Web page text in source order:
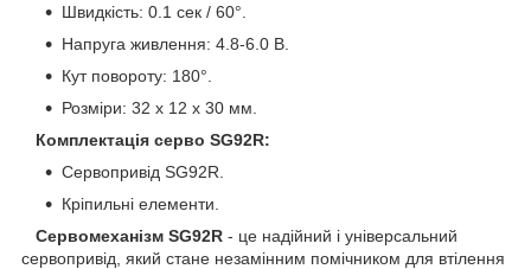
Швидкість: 0.1 сек / 60°.
Напруга живлення: 4.8-6.0 В.
Кут повороту: 180°.
Розміри: 32 х 12 х 30 мм.
Комплектація серво SG92R:
Сервопривід SG92R.
Кріпильні елементи.
Сервомеханізм SG92R - це надійний і універсальний
сервопривід, який стане незамінним помічником для втілення